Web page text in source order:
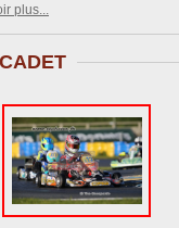
plus...
CADET